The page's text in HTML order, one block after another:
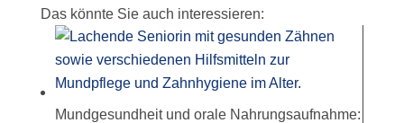
Das könnte Sie auch interessieren:
Mundgesundheit und orale Nahrungsaufnahme: